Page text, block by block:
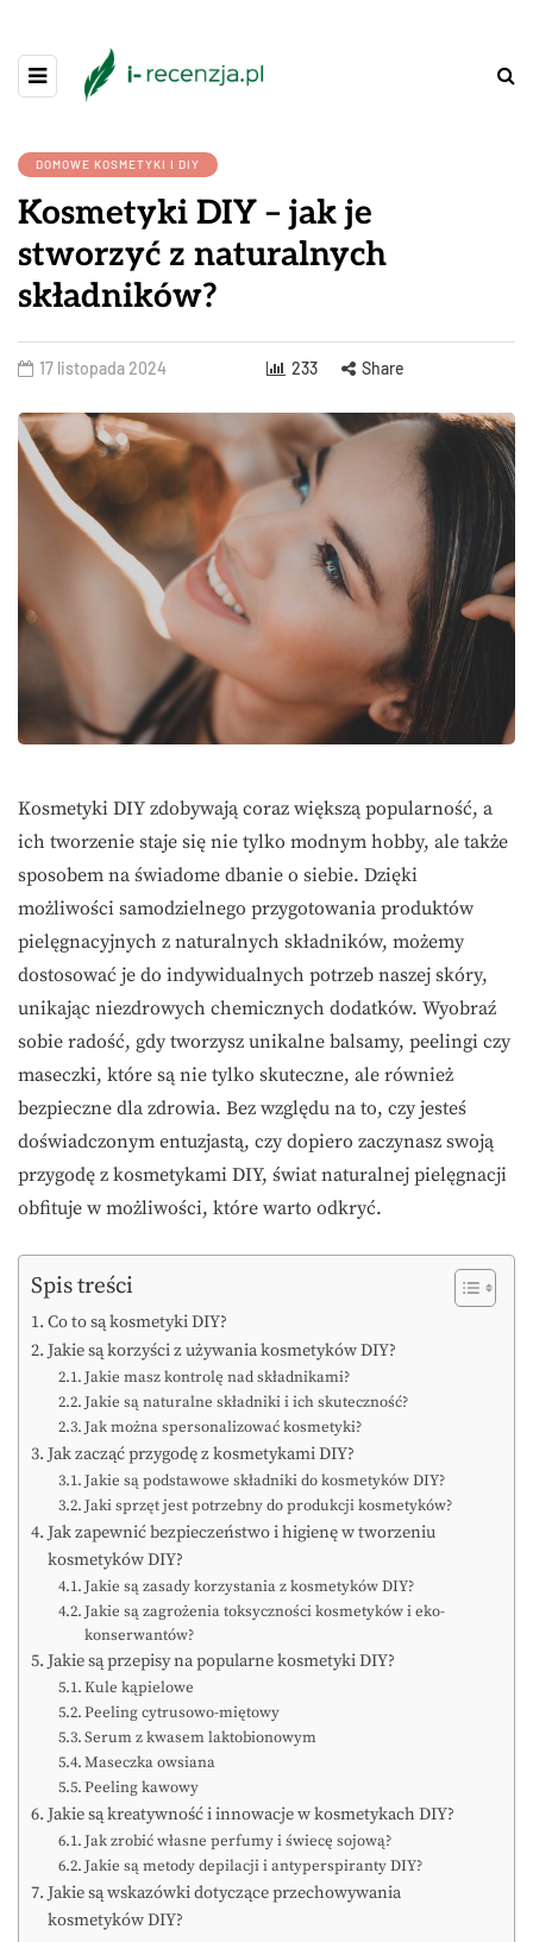
DOMOWE KOSMETYKI I DIY
Kosmetyki DIY – jak je
stworzyć z naturalnych
składników?
17 listopada 2024 233 Share
Kosmetyki DIY zdobywają coraz większą popularność, a
ich tworzenie staje się nie tylko modnym hobby, ale także
sposobem na świadome dbanie o siebie. Dzięki
możliwości samodzielnego przygotowania produktów
pielęgnacyjnych z naturalnych składników, możemy
dostosować je do indywidualnych potrzeb naszej skóry,
unikając niezdrowych chemicznych dodatków. Wyobraź
sobie radość, gdy tworzysz unikalne balsamy, peelingi czy
maseczki, które są nie tylko skuteczne, ale również
bezpieczne dla zdrowia. Bez względu na to, czy jesteś
doświadczonym entuzjastą, czy dopiero zaczynasz swoją
przygodę z kosmetykami DIY, świat naturalnej pielęgnacji
obfituje w możliwości, które warto odkryć.
Spis treści
Co to są kosmetyki DIY?
Jakie są korzyści z używania kosmetyków DIY?
Jakie masz kontrolę nad składnikami?
Jakie są naturalne składniki i ich skuteczność?
Jak można spersonalizować kosmetyki?
Jak zacząć przygodę z kosmetykami DIY?
Jakie są podstawowe składniki do kosmetyków DIY?
Jaki sprzęt jest potrzebny do produkcji kosmetyków?
Jak zapewnić bezpieczeństwo i higienę w tworzeniu
kosmetyków DIY?
Jakie są zasady korzystania z kosmetyków DIY?
Jakie są zagrożenia toksyczności kosmetyków i eko-
konserwantów?
Jakie są przepisy na popularne kosmetyki DIY?
Kule kąpielowe
Peeling cytrusowo-miętowy
Serum z kwasem laktobionowym
Maseczka owsiana
Peeling kawowy
Jakie są kreatywność i innowacje w kosmetykach DIY?
Jak zrobić własne perfumy i świecę sojową?
Jakie są metody depilacji i antyperspiranty DIY?
Jakie są wskazówki dotyczące przechowywania
kosmetyków DIY?